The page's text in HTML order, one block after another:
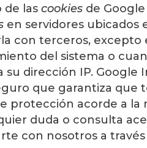
de las cookies de
en servidores ubicados
con terceros, excepto
del sistema o
su dirección IP. Google
que garantiza que
protección acorde a la
duda o consulta
con nosotros a